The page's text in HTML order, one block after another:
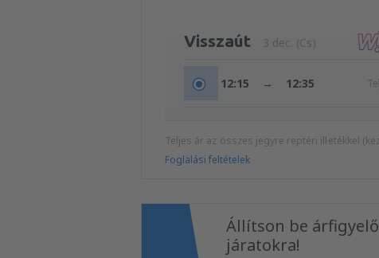
Visszaút 3 dec. (Cs)
12:15 → 12:35
Teljes ár az összes jegyre reptéri illetékkel
Foglalási feltételek
Állítson be
járatokra!